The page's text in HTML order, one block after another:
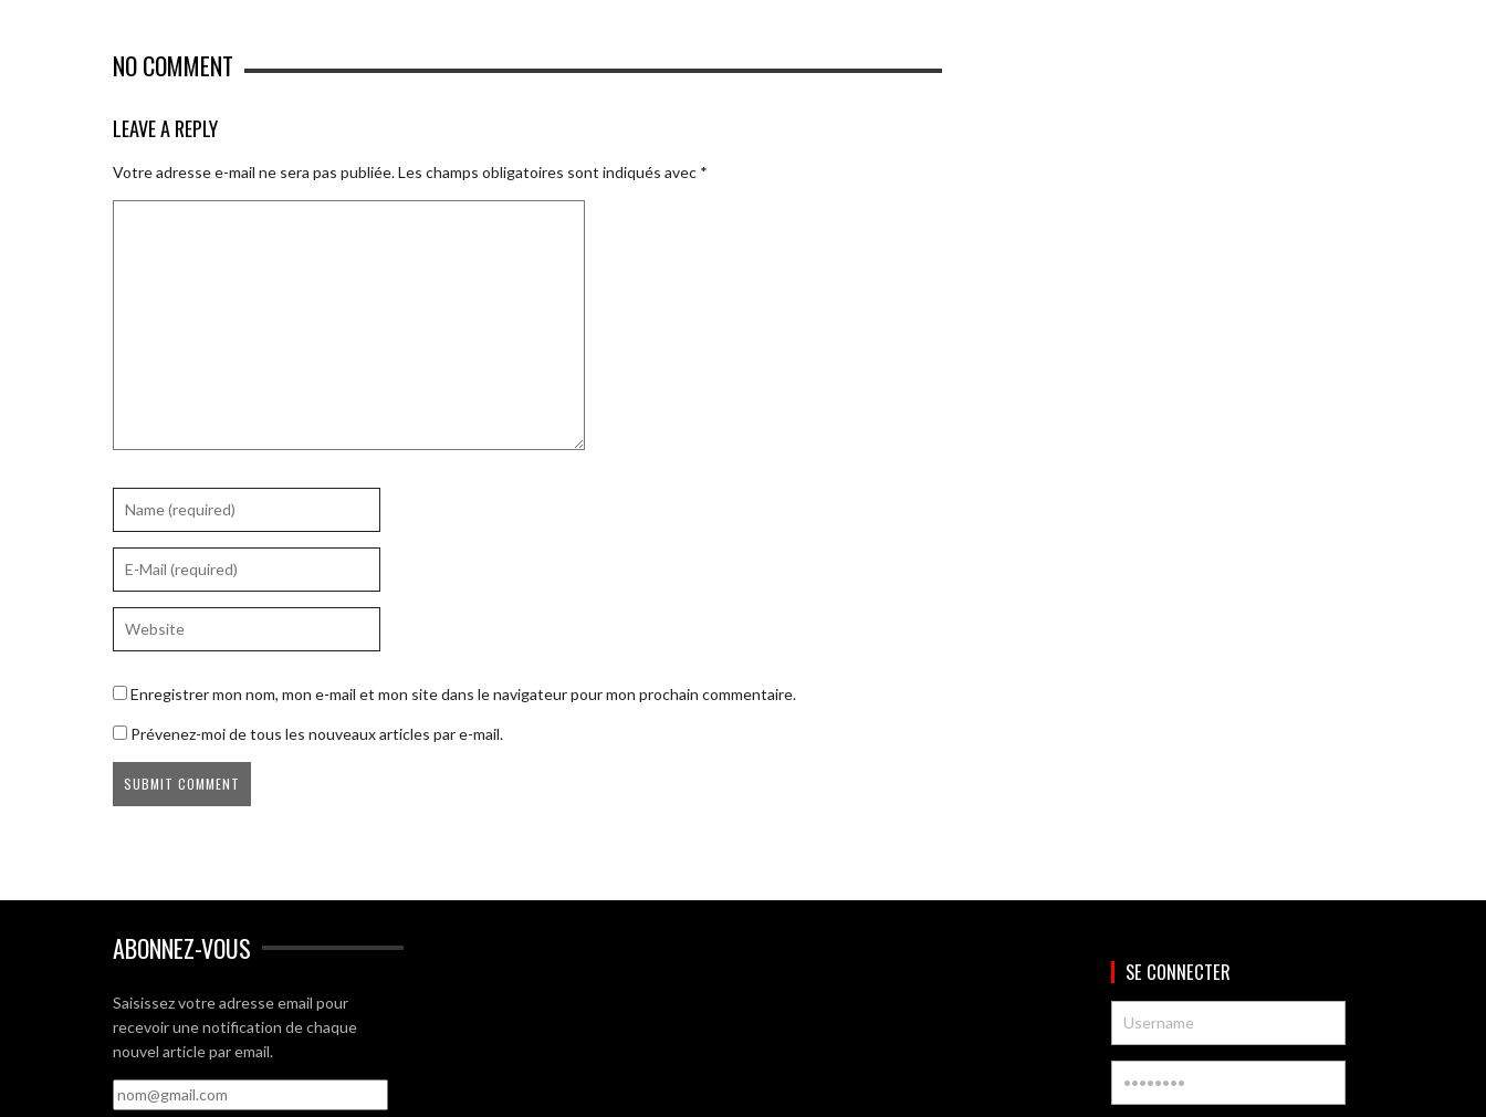
NO COMMENT
LEAVE A REPLY
Votre adresse e-mail ne sera pas publiée.Les champs obligatoires sont indiqués avec *
Enregistrer mon nom, mon e-mail et mon site dans le navigateur pour mon prochain commentaire.
Prévenez-moi de tous les nouveaux articles par e-mail.
ABONNEZ-VOUS
Saisissez votre adresse email pour
recevoir une notification de chaque
nouvel article par email.
nom@gmail.com
SE CONNECTER